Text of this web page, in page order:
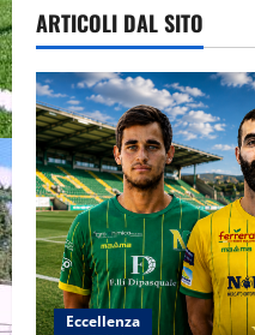
ARTICOLI DAL SITO
Eccellenza